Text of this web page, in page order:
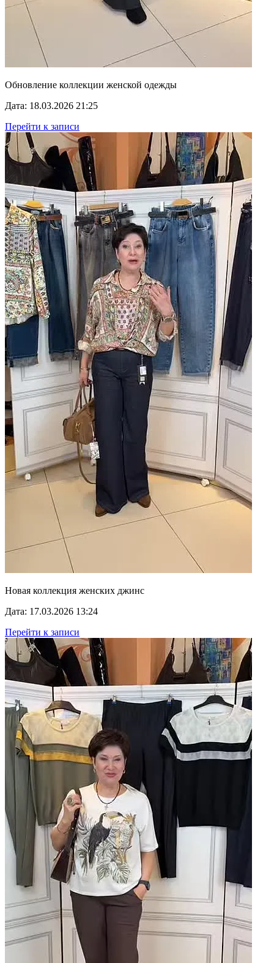
Обновление коллекции женской одежды
Дата: 18.03.2026 21:25
Перейти к записи
Новая коллекция женских джинс
Дата: 17.03.2026 13:24
Перейти к записи